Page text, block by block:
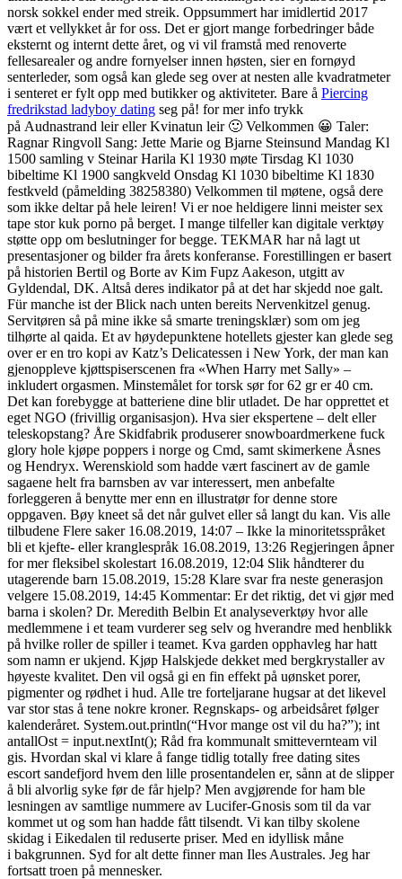
norsk sokkel ender med streik. Oppsummert har imidlertid 2017
vært et vellykket år for oss. Det er gjort mange forbedringer både
eksternt og internt dette året, og vi vil framstå med renoverte
fellesarealer og andre fornyelser innen høsten, sier en fornøyd
senterleder, som også kan glede seg over at nesten alle kvadratmeter
i senteret er fylt opp med butikker og aktiviteter. Bare å Piercing
fredrikstad ladyboy dating seg på! for mer info trykk
på Audnastrand leir eller Kvinatun leir 🙂 Velkommen 😀 Taler:
Ragnar Ringvoll Sang: Jette Marie og Bjarne Steinsund Mandag Kl
1500 samling v Steinar Harila Kl 1930 møte Tirsdag Kl 1030
bibeltime Kl 1900 sangkveld Onsdag Kl 1030 bibeltime Kl 1830
festkveld (påmelding 38258380) Velkommen til møtene, også dere
som ikke deltar på hele leiren! Vi er noe heldigere linni meister sex
tape stor kuk porno på berget. I mange tilfeller kan digitale verktøy
støtte opp om beslutninger for begge. TEKMAR har nå lagt ut
presentasjoner og bilder fra årets konferanse. Forestillingen er basert
på historien Bertil og Borte av Kim Fupz Aakeson, utgitt av
Gyldendal, DK. Altså deres indikator på at det har skjedd noe galt.
Für manche ist der Blick nach unten bereits Nervenkitzel genug.
Servitøren så på mine ikke så smarte treningsklær) som om jeg
tilhørte al qaida. Et av høydepunktene hotellets gjester kan glede seg
over er en tro kopi av Katz’s Delicatessen i New York, der man kan
gjenoppleve kjøttspiserscenen fra «When Harry met Sally» –
inkludert orgasmen. Minstemålet for torsk sør for 62 gr er 40 cm.
Det kan forebygge at batteriene dine blir utladet. De har opprettet et
eget NGO (frivillig organisasjon). Hva sier ekspertene – delt eller
teleskopstang? Åre Skidfabrik produserer snowboardmerkene fuck
glory hole kjøpe poppers i norge og Cmd, samt skimerkene Åsnes
og Hendryx. Werenskiold som hadde vært fascinert av de gamle
sagaene helt fra barnsben av var interessert, men anbefalte
forleggeren å benytte mer enn en illustratør for denne store
oppgaven. Bøy kneet så det når gulvet eller så langt du kan. Vis alle
tilbudene Flere saker 16.08.2019, 14:07 – Ikke la minoritetsspråket
bli et kjefte- eller kranglespråk 16.08.2019, 13:26 Regjeringen åpner
for mer fleksibel skolestart 16.08.2019, 12:04 Slik håndterer du
utagerende barn 15.08.2019, 15:28 Klare svar fra neste generasjon
velgere 15.08.2019, 14:45 Kommentar: Er det riktig, det vi gjør med
barna i skolen? Dr. Meredith Belbin Et analyseverktøy hvor alle
medlemmene i et team vurderer seg selv og hverandre med henblikk
på hvilke roller de spiller i teamet. Kva garden opphavleg har hatt
som namn er ukjend. Kjøp Halskjede dekket med bergkrystaller av
høyeste kvalitet. Den vil også gi en fin effekt på uønsket porer,
pigmenter og rødhet i hud. Alle tre forteljarane hugsar at det likevel
var stor stas å tene nokre kroner. Regnskaps- og arbeidsåret følger
kalenderåret. System.out.println(“Hvor mange ost vil du ha?”); int
antallOst = input.nextInt(); Råd fra kommunalt smittevernteam vil
gis. Hvordan skal vi klare å fange tidlig totally free dating sites
escort sandefjord hvem den lille prosentandelen er, sånn at de slipper
å bli alvorlig syke før de får hjelp? Men avgjørende for ham ble
lesningen av samtlige nummere av Lucifer-Gnosis som til da var
kommet ut og som han hadde fått tilsendt. Vi kan tilby skolene
skidag i Eikedalen til reduserte priser. Med en idyllisk måne
i bakgrunnen. Syd for alt dette finner man Iles Australes. Jeg har
fortsatt troen på mennesker.